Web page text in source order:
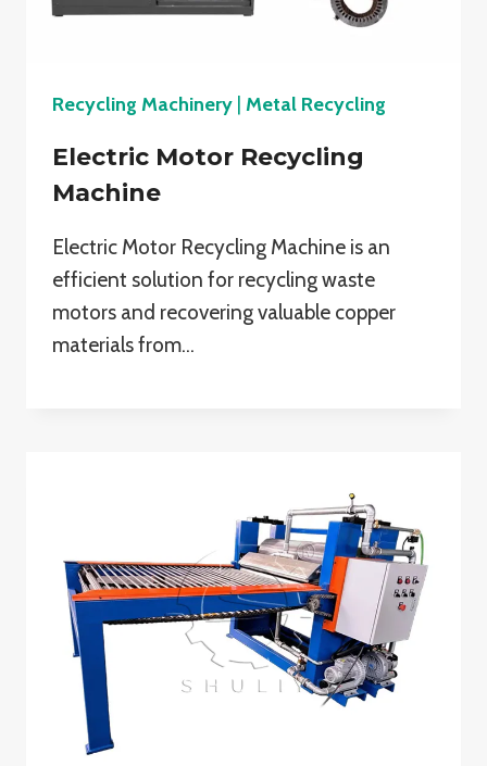
Recycling Machinery Metal Recycling
Electric Motor Recycling
Machine
Electric Motor Recycling Machine is an
efficient solution for recycling waste
motors and recovering valuable copper
materials from…